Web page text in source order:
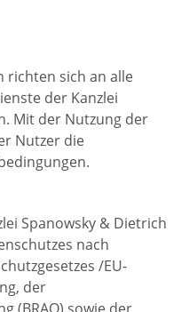
richten sich an alle
der Kanzlei
Mit der Nutzung der
Nutzer die
Spanowsky & Dietrich
nach
/EU-
der